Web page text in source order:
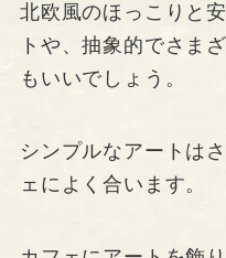
北欧風のほっこりと
トや、抽象的でさま
もいいでしょう。
シンプルなアートは
ェによく合います。